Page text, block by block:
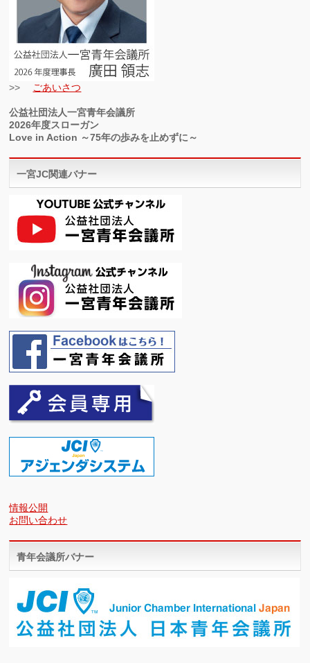
>> ごあいさつ
公益社団法人一宮青年会議所
2026年度スローガン
Love in Action ～75年の歩みを止めずに～
一宮JC関連バナー
情報公開
お問い合わせ
青年会議所バナー